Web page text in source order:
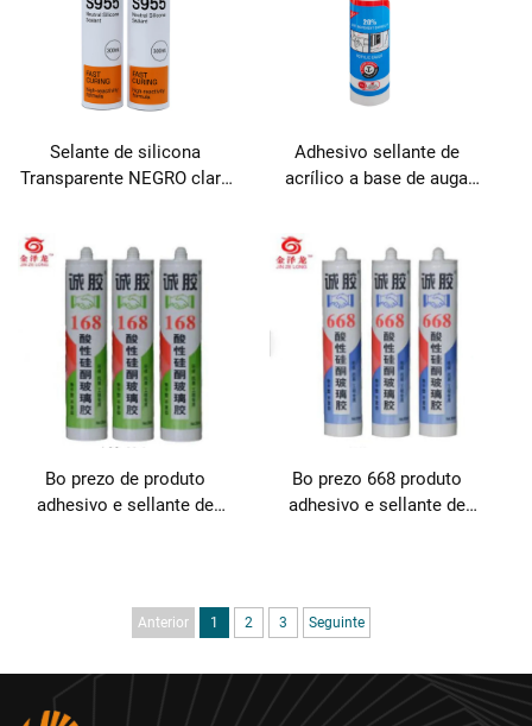
Selante de silicona
Transparente NEGRO claro
Adhesivo sellante de
acrílico a base de auga
construción e transporte
con foco en silicona
Bo prezo de produto
adhesivo e sellante de
Bo prezo 668 produto
adhesivo e sellante de
Anterior 1 2 3 Seguinte